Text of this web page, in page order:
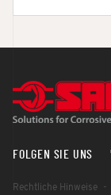
FOLGEN SIE UNS
Rechtliche Hinweise